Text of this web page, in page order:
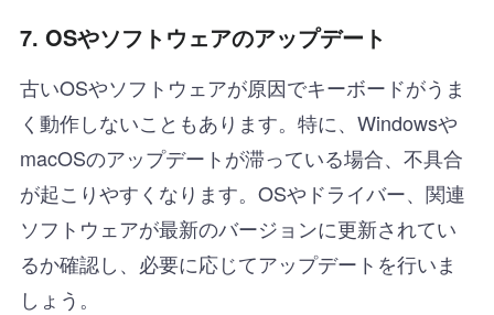
7. OSやソフトウェアのアップデート
古いOSやソフトウェアが原因でキーボードがうま
く動作しないこともあります。特に、Windowsや
macOSのアップデートが滞っている場合、不具合
が起こりやすくなります。OSやドライバー、関連
ソフトウェアが最新のバージョンに更新されてい
るか確認し、必要に応じてアップデートを行いま
しょう。